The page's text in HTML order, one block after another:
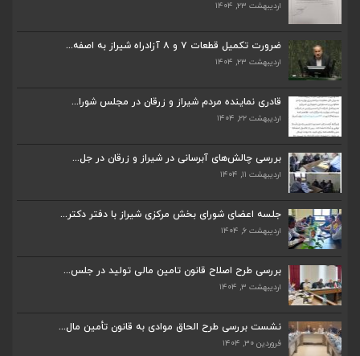
اردیبهشت ۲۳, ۱۴۰۴
ضرورت تکمیل قطعات ۷ و ۸ آزادراه شیراز به اصفه...
اردیبهشت ۲۳, ۱۴۰۴
قادری نماینده مردم شیراز و زرقان در مجلس شورا...
اردیبهشت ۲۲, ۱۴۰۴
بررسی چالش‌های آبرسانی در شیراز و زرقان در جل...
اردیبهشت ۱۱, ۱۴۰۴
جلسه اعضای شورای بخش مرکزی شیراز با دفتر دکتر...
اردیبهشت ۶, ۱۴۰۴
بررسی طرح اصلاح قانون تامین مالی تولید در جلس...
اردیبهشت ۳, ۱۴۰۴
نشست بررسی طرح الحاق موادی به قانون تأمین مال...
فروردین ۳۰, ۱۴۰۴
ضرورت تکمیل قطعات ۷ و ۸ آزادراه شیراز به اصفه...
اردیبهشت ۲۳, ۱۴۰۴
قادری نماینده مردم شیراز و زرقان در مجلس شورا...
بررسی چالش‌های آبرسانی در شیراز و زرقان در جل...
جلسه اعضای شورای بخش مرکزی شیراز با دفتر دکتر...
پیگیری دکتر قادری و سایر نمایندگان شیراز ارتق...
اردیبهشت ۲۳, ۱۴۰۴
ضرورت تکمیل قطعات ۷ و ۸ آزادراه شیراز به اصفه...
اردیبهشت ۲۳, ۱۴۰۴